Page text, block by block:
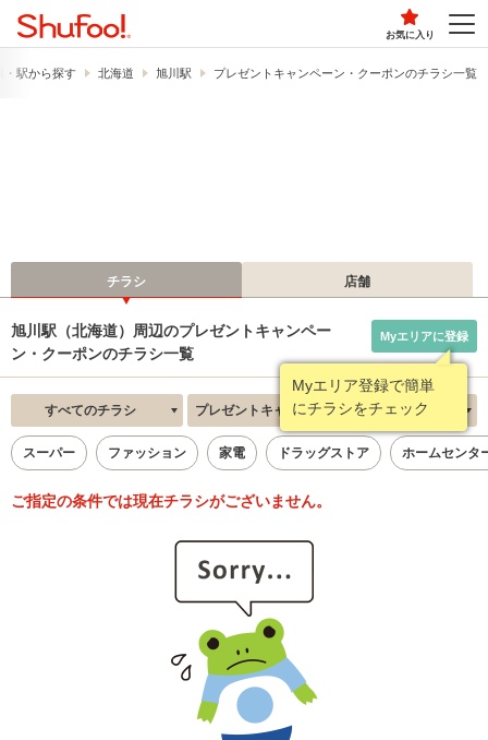
お気に入り
・駅から探す 北海道 旭川駅 プレゼントキャンペーン・クーポンのチラシ一覧
チラシ 店舗
旭川駅（北海道）周辺のプレゼントキャンペー
ン・クーポンのチラシ一覧
Myエリア登録で簡単
にチラシをチェック
Myエリアに登録
すべてのチラシ プレゼントキャンペーン・クーポン 新着順
スーパー ファッション 家電 ドラッグストア ホームセンタ
ご指定の条件では現在チラシがございません。